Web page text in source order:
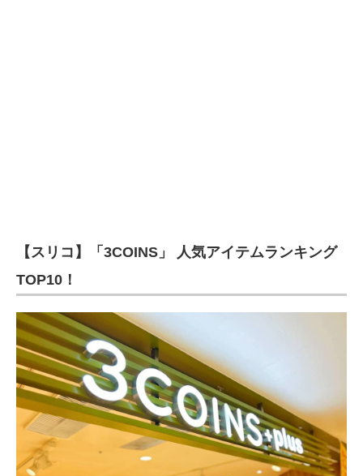
【スリコ】「3COINS」 人気アイテムランキング
TOP10！